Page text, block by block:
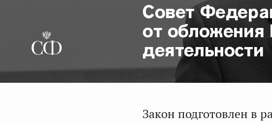
Совет
от
деятельности
Закон подготовлен в